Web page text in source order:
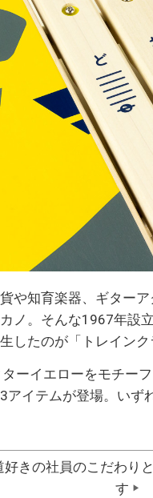
や知育楽器、ギター
ノ。そんな1967年設
したのが「トレインク
ーイエローをモチー
アイテムが登場。いず
好きの社員のこだわり
す ▶